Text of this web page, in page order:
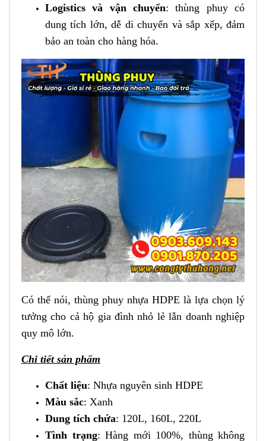
Logistics và vận chuyển: thùng phuy có
dung tích lớn, dễ di chuyển và sắp xếp, đảm
bảo an toàn cho hàng hóa.
Có thể nói, thùng phuy nhựa HDPE là lựa chọn lý
tưởng cho cả hộ gia đình nhỏ lẻ lẫn doanh nghiệp
quy mô lớn.
Chi tiết sản phẩm
Chất liệu: Nhựa nguyên sinh HDPE
Màu sắc: Xanh
Dung tích chứa: 120L, 160L, 220L
Tình trạng: Hàng mới 100%, thùng không